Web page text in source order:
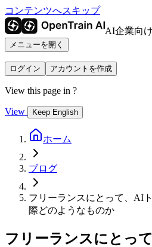
コンテンツへスキップ
AI企業向け
メニューを開く
ログイン アカウントを作成
View this page in ?
View Keep English
ホーム
ブログ
フリーランスにとって、AI
際どのようなものか
フリーランスにとっ